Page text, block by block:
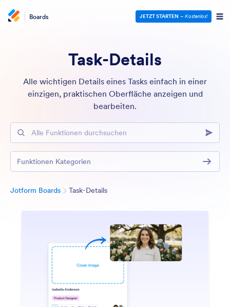
Boards JETZT STARTEN – Kostenlos!
Task-Details
Alle wichtigen Details eines Tasks einfach in einer
einzigen, praktischen Oberfläche anzeigen und
bearbeiten.
Alle Funktionen durchsuchen
Jotform Boards Task-DetailsKategorie
Funktionen Kategorien